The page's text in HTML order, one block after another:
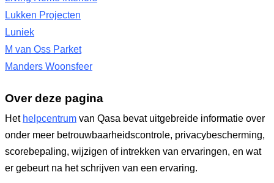
Lukken Projecten
Luniek
M van Oss Parket
Manders Woonsfeer
Over deze pagina
Het helpcentrum van Qasa bevat uitgebreide informatie over
onder meer betrouwbaarheidscontrole, privacybescherming,
scorebepaling, wijzigen of intrekken van ervaringen, en wat
er gebeurt na het schrijven van een ervaring.